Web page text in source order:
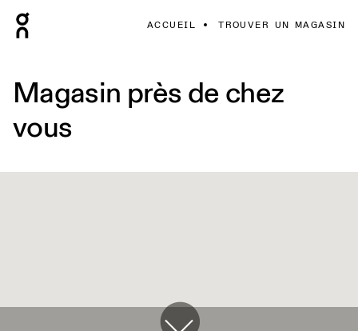
ACCUEIL TROUVER UN MAGASIN
Magasin près de chez
vous